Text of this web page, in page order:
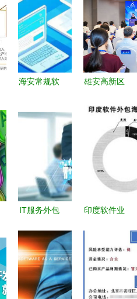
定制与软件
外包服务领
域脱颖而出
如何提升软
件众包精准
度与效能
海安常规软
及其服务费
雄安高新区
件和信息技
术服务外包
产业对接
会，共筑产
业新生态
IT服务外包
件外包服务
快速发展的
核心驱动力
印度软件业
前沿的转型